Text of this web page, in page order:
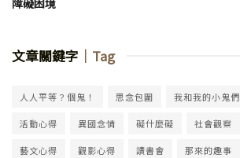
障礙困境
文章關鍵字 ｜Tag
人人平等？個鬼！ 思念包圍 我和我的小鬼們
活動心得 異國念情 礙什麼礙 社會觀察
藝文心得 觀影心得 讀書會 那來的趣事